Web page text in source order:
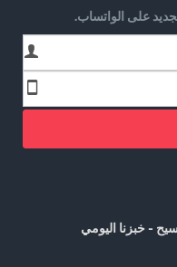
على الواتساب.
- خبزنا اليومي